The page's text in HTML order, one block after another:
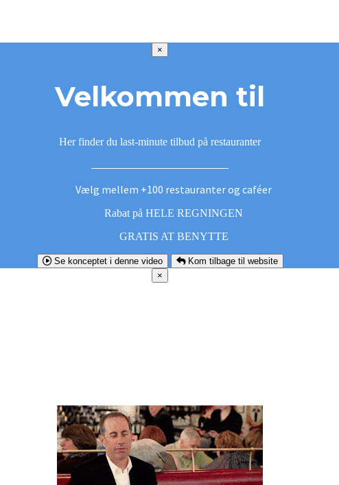
×
Velkommen til
Her finder du last-minute tilbud på restauranter
Vælg mellem +100 restauranter og caféer
Rabat på HELE REGNINGEN
GRATIS AT BENYTTE
Se konceptet i denne video
Kom tilbage til website
×